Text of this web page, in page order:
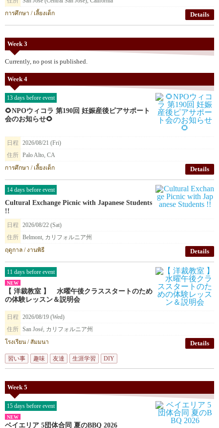
การศึกษา / เลี้ยงเด็ก
Details
Week 3
Currently, no post is published.
Week 4
13 days before event
🌻NPOウィコラ 第190回 妊娠産後ピアサポート
会のお知らせ🌻
日程
2026/08/21 (Fri)
住所 Palo Alto, CA
การศึกษา / เลี้ยงเด็ก
Details
14 days before event
Cultural Exchange Picnic with Japanese Students
!!
日程
2026/08/22 (Sat)
住所 Belmont, カリフォルニア州
ฤดูกาล / งานพิธี
Details
11 days before event
NEW
【 洋裁教室 】 水曜午後クラススタートのため
の体験レッスン＆説明会
日程
2026/08/19 (Wed)
住所 San José, カリフォルニア州
โรงเรียน / สัมมนา
Details
習い事 趣味 友達 生涯学習 DIY
Week 5
15 days before event
NEW
ベイエリア 5団体合同 夏のBBQ 2026